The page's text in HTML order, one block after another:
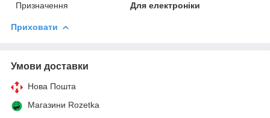
Призначення
Для електроніки
Приховати
Умови доставки
Нова Пошта
Магазини Rozetka